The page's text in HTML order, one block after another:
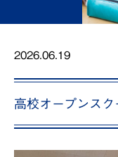
2026.06.19
高校オープンスク